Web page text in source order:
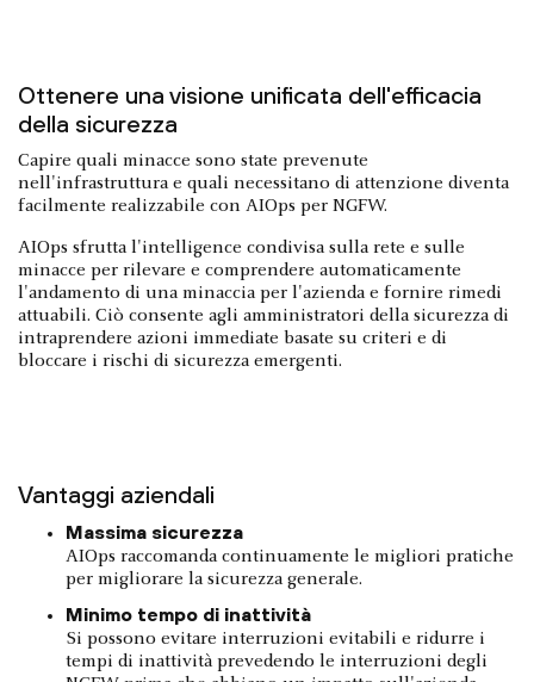
Ottenere una visione unificata dell'efficacia
della sicurezza
Capire quali minacce sono state prevenute
nell'infrastruttura e quali necessitano di attenzione diventa
facilmente realizzabile con AIOps per NGFW.
AIOps sfrutta l'intelligence condivisa sulla rete e sulle
minacce per rilevare e comprendere automaticamente
l'andamento di una minaccia per l'azienda e fornire rimedi
attuabili. Ciò consente agli amministratori della sicurezza di
intraprendere azioni immediate basate su criteri e di
bloccare i rischi di sicurezza emergenti.
Vantaggi aziendali
Massima sicurezza
AIOps raccomanda continuamente le migliori pratiche
per migliorare la sicurezza generale.
Minimo tempo di inattività
Si possono evitare interruzioni evitabili e ridurre i
tempi di inattività prevedendo le interruzioni degli